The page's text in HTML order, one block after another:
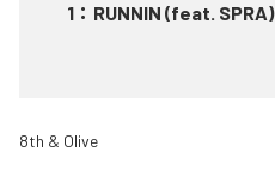
1 ： RUNNIN (feat. SPRA)
8th & Olive